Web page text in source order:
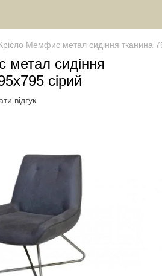
Мемфис метал сидіння тканина
метал сидіння
сірий
відгук